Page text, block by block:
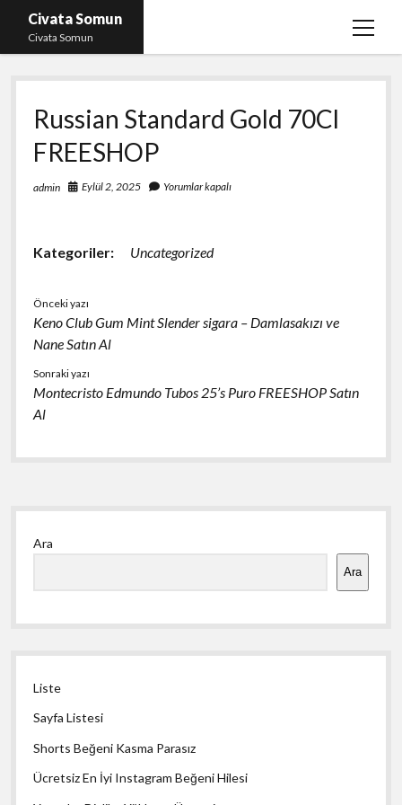
Civata Somun
Civata Somun
menüyü
Liste
Sayfa Listesi
Shorts Beğeni Kasma Parasız
Ücretsiz En İyi Instagram Beğeni Hilesi
Russian Standard Gold 70Cl
FREESHOP
admin Eylül 2, 2025 Yorumlar kapalı
Kategoriler: Uncategorized
Önceki yazı
Keno Club Gum Mint Slender sigara – Damlasakızı ve
Nane Satın Al
Sonraki yazı
Montecristo Edmundo Tubos 25’s Puro FREESHOP Satın
Al
Yan
Menü
Ara
Ara
Liste
Sayfa Listesi
Shorts Beğeni Kasma Parasız
Ücretsiz En İyi Instagram Beğeni Hilesi